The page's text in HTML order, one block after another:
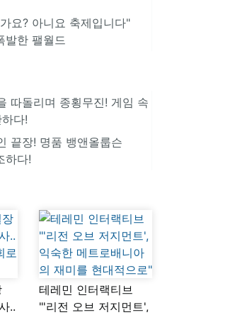
요? 아니요 축제입니다"
발한 팰월드
따돌리며 종횡무진! 게임 속
다!
끝장! 명품 뱅앤올룹슨
하다!
..
테레민 인터랙티브
"'리전 오브 저지먼트',